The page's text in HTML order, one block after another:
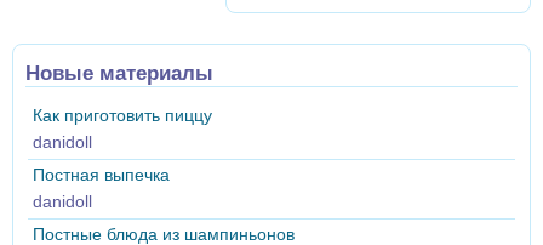
Новые материалы
Как приготовить пиццу
danidoll
Постная выпечка
danidoll
Постные блюда из шампиньонов